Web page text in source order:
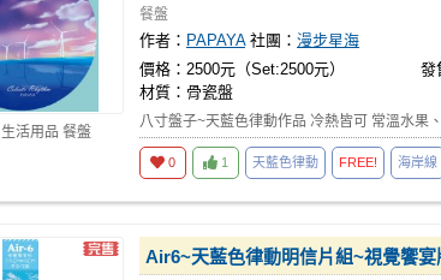
活用品 餐盤
餐盤
作者： PAPAYA 社團： 漫步星海
價格：2500元（Set:2500元）
發
材質：骨瓷盤
八寸盤子~天藍色律動作品 冷熱皆可 常溫水果
0 1 天藍色律動 FREE! 海岸線
Air6~天藍色律動明信片組~視覺饗宴